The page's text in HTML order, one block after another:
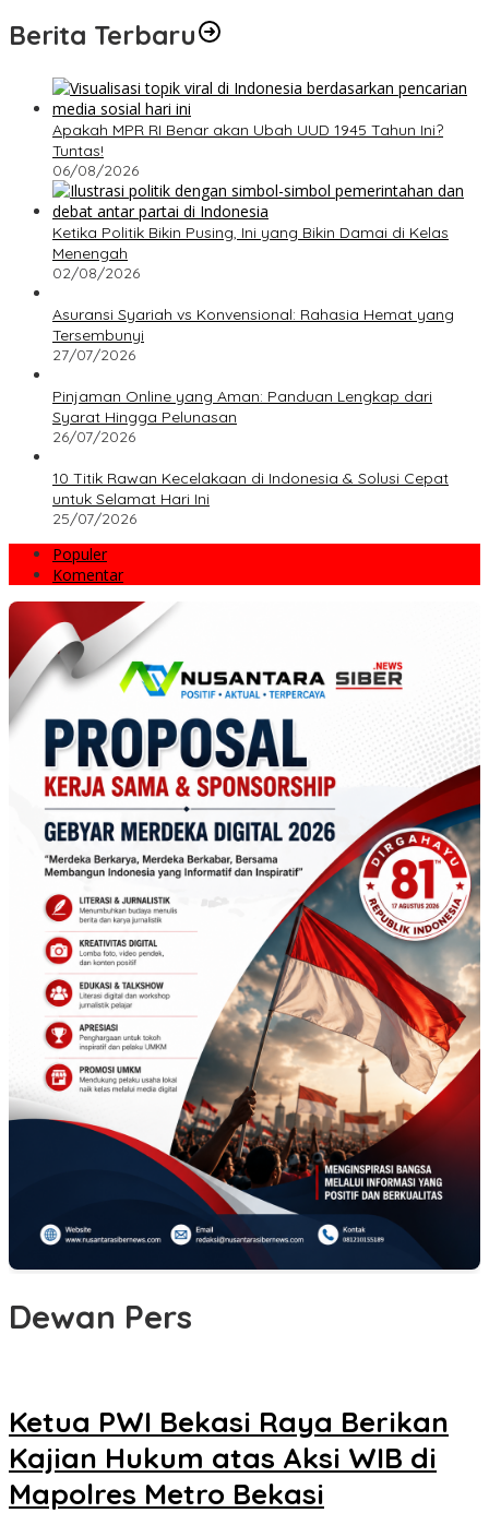
Berita Terbaru
Apakah MPR RI Benar akan Ubah UUD 1945 Tahun Ini?
Tuntas!
06/08/2026
Ketika Politik Bikin Pusing, Ini yang Bikin Damai di Kelas
Menengah
02/08/2026
Asuransi Syariah vs Konvensional: Rahasia Hemat yang
Tersembunyi
27/07/2026
Pinjaman Online yang Aman: Panduan Lengkap dari
Syarat Hingga Pelunasan
26/07/2026
10 Titik Rawan Kecelakaan di Indonesia & Solusi Cepat
untuk Selamat Hari Ini
25/07/2026
Populer
Komentar
Dewan Pers
Ketua PWI Bekasi Raya Berikan
Kajian Hukum atas Aksi WIB di
Mapolres Metro Bekasi